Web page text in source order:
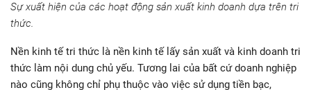
Sự xuất hiện của các hoạt động sản xuất kinh doanh dựa trên tri
thức.
Nền kinh tế tri thức là nền kinh tế lấy sản xuất và kinh doanh tri
thức làm nội dung chủ yếu. Tương lai của bất cứ doanh nghiệp
nào cũng không chỉ phụ thuộc vào việc sử dụng tiền bạc,